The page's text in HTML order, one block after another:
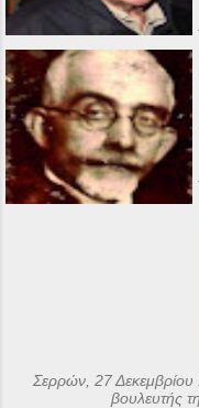
Σερρών, 27 Δεκεμβρίου
βουλευτής